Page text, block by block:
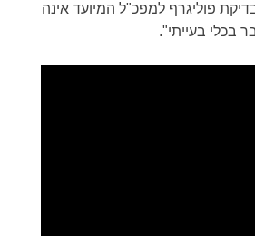
פוליגרף למפכ"ל המיועד אינה
בכלי בעייתי".